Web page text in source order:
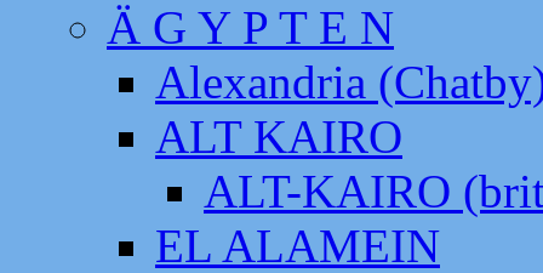
Ä G Y P T E N
Alexandria
ALT KAIRO
ALT-KAIRO
EL ALAMEIN